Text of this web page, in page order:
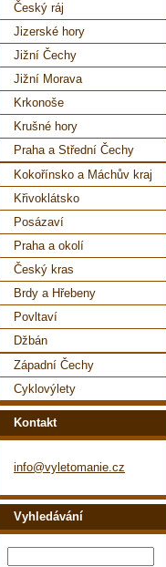
Český ráj
Jizerské hory
Jižní Čechy
Jižní Morava
Krkonoše
Krušné hory
Praha a Střední Čechy
Kokořínsko a Máchův kraj
Křivoklátsko
Posázaví
Praha a okolí
Český kras
Brdy a Hřebeny
Povltaví
Džbán
Západní Čechy
Cyklovýlety
Kontakt
info@vyletomanie.cz
Vyhledávání